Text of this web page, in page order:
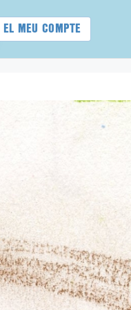
EL MEU COMPTE